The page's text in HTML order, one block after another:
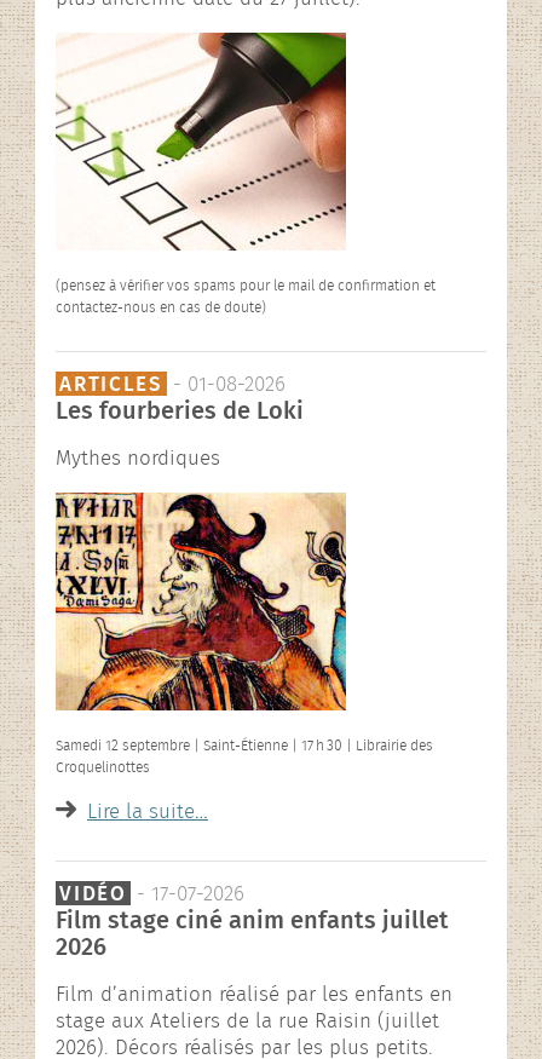
(pensez à vérifier vos spams pour le mail de confirmation et
contactez-nous en cas de doute)
ARTICLES - 01-08-2026
Les fourberies de Loki
Mythes nordiques
Samedi 12 septembre | Saint-Étienne | 17 h 30 | Librairie des
Croquelinottes
Lire la suite…
VIDÉO - 17-07-2026
Film stage ciné anim enfants juillet
2026
Film d’animation réalisé par les enfants en
stage aux Ateliers de la rue Raisin (juillet
2026). Décors réalisés par les plus petits.